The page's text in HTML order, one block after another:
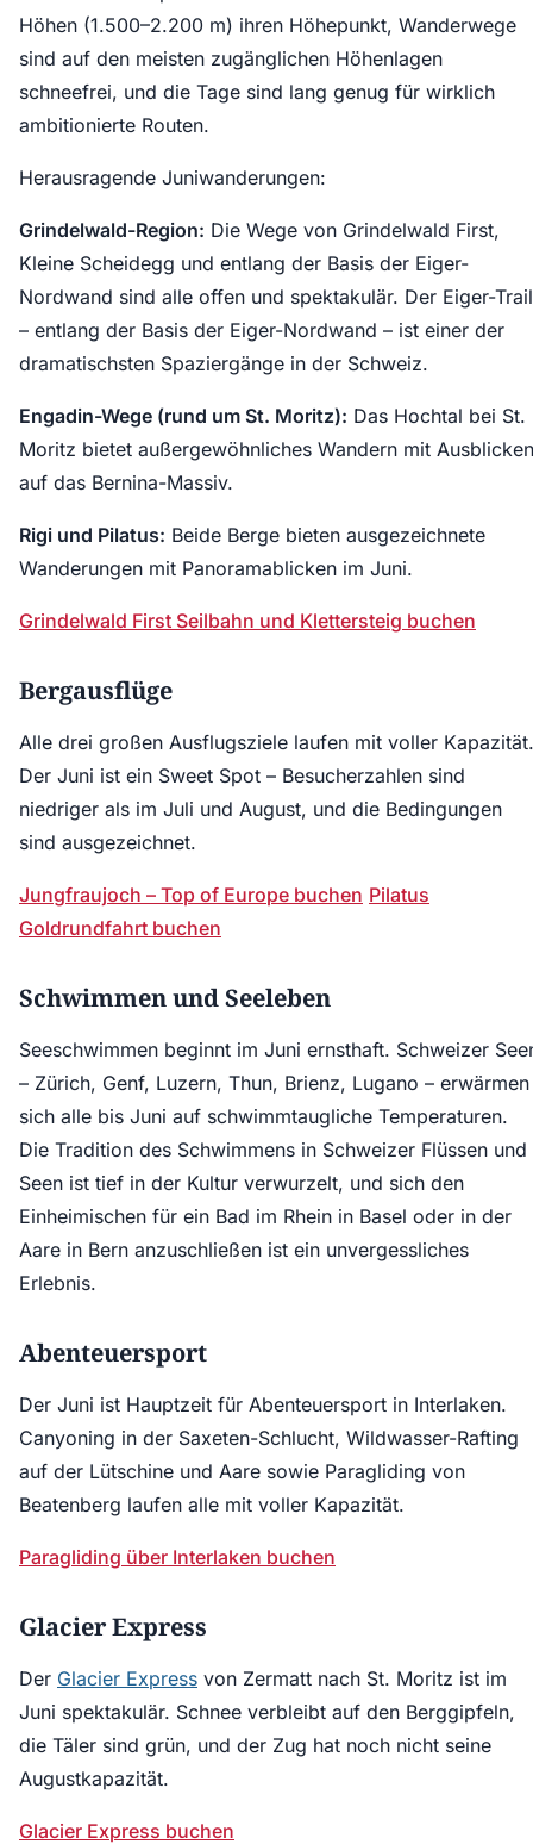
Höhen (1.500–2.200 m) ihren Höhepunkt, Wanderwege
sind auf den meisten zugänglichen Höhenlagen
schneefrei, und die Tage sind lang genug für wirklich
ambitionierte Routen.
Herausragende Juniwanderungen:
Grindelwald-Region: Die Wege von Grindelwald First,
Kleine Scheidegg und entlang der Basis der Eiger-
Nordwand sind alle offen und spektakulär. Der Eiger-Trail
– entlang der Basis der Eiger-Nordwand – ist einer der
dramatischsten Spaziergänge in der Schweiz.
Engadin-Wege (rund um St. Moritz): Das Hochtal bei St.
Moritz bietet außergewöhnliches Wandern mit Ausblicken
auf das Bernina-Massiv.
Rigi und Pilatus: Beide Berge bieten ausgezeichnete
Wanderungen mit Panoramablicken im Juni.
Grindelwald First Seilbahn und Klettersteig buchen
Bergausflüge
Alle drei großen Ausflugsziele laufen mit voller Kapazität.
Der Juni ist ein Sweet Spot – Besucherzahlen sind
niedriger als im Juli und August, und die Bedingungen
sind ausgezeichnet.
Jungfraujoch – Top of Europe buchen Pilatus
Goldrundfahrt buchen
Schwimmen und Seeleben
Seeschwimmen beginnt im Juni ernsthaft. Schweizer
– Zürich, Genf, Luzern, Thun, Brienz, Lugano – erwärmen
sich alle bis Juni auf schwimmtaugliche Temperaturen.
Die Tradition des Schwimmens in Schweizer Flüssen und
Seen ist tief in der Kultur verwurzelt, und sich den
Einheimischen für ein Bad im Rhein in Basel oder in der
Aare in Bern anzuschließen ist ein unvergessliches
Erlebnis.
Abenteuersport
Der Juni ist Hauptzeit für Abenteuersport in Interlaken.
Canyoning in der Saxeten-Schlucht, Wildwasser-Rafting
auf der Lütschine und Aare sowie Paragliding von
Beatenberg laufen alle mit voller Kapazität.
Paragliding über Interlaken buchen
Glacier Express
Der Glacier Express von Zermatt nach St. Moritz ist im
Juni spektakulär. Schnee verbleibt auf den Berggipfeln,
die Täler sind grün, und der Zug hat noch nicht seine
Augustkapazität.
Glacier Express buchen